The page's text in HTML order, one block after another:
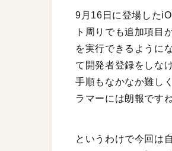
9月16日に登場した
ト周りでも追加項目
を実行できるように
て開発者登録をしな
手順もなかなか難し
ラマーには朗報ですね
というわけで今回は